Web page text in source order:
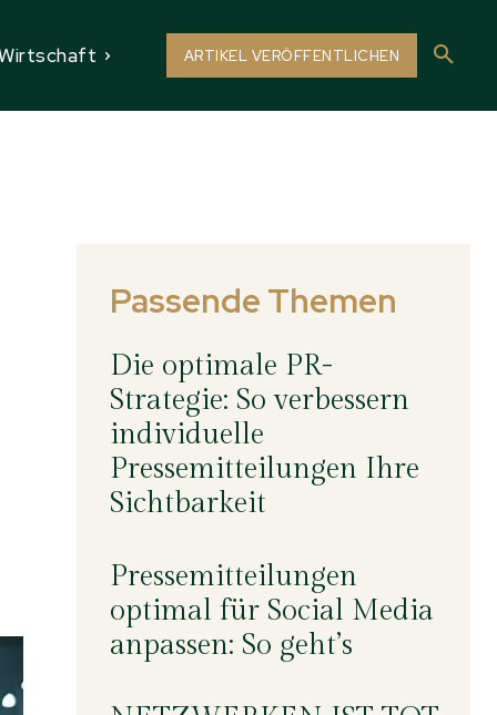
ARTIKEL VERÖFFENTLICHEN
Passende Themen
Die optimale PR-
Strategie: So verbessern
individuelle
Pressemitteilungen Ihre
Sichtbarkeit
Pressemitteilungen
optimal für Social Media
anpassen: So geht’s